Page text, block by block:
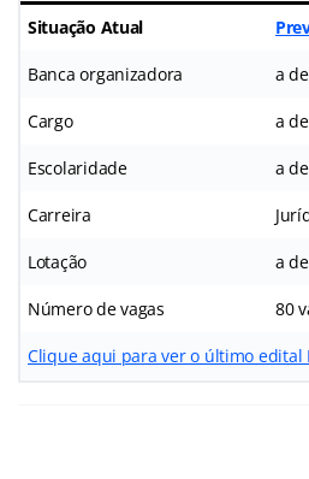
Situação Atual
Banca organizadora a
Cargo a
Escolaridade a
Carreira
Lotação a
Número de vagas 80
Clique aqui para ver o último edital